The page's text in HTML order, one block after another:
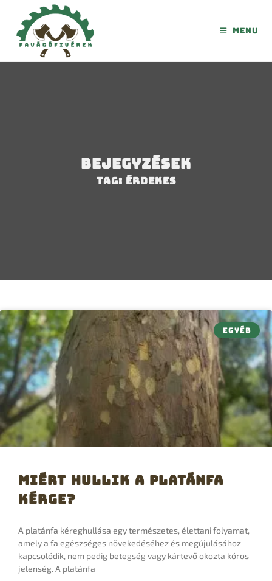
Menu
Bejegyzések
Tag: érdekes
EGYÉB
Miért hullik a platánfa
kérge?
A platánfa kéreghullása egy természetes, élettani folyamat,
amely a fa egészséges növekedéséhez és megújulásához
kapcsolódik, nem pedig betegség vagy kártevő okozta kóros
jelenség. A platánfa